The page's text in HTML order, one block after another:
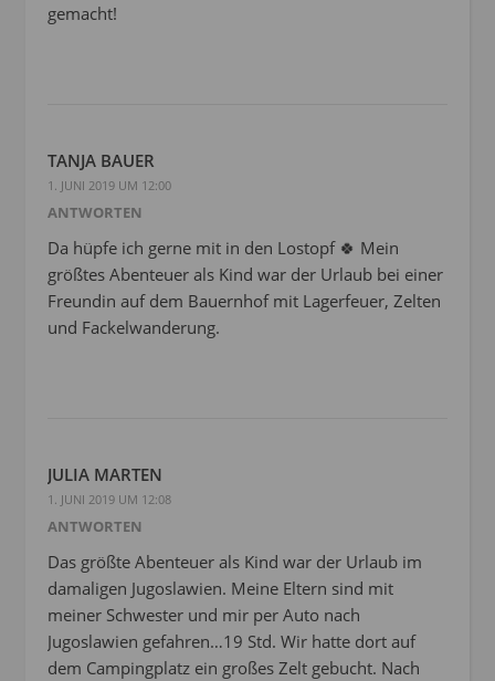
gemacht!
TANJA BAUER
1. JUNI 2019 UM 12:00
ANTWORTEN
Da hüpfe ich gerne mit in den Lostopf 🍀 Mein
größtes Abenteuer als Kind war der Urlaub bei einer
Freundin auf dem Bauernhof mit Lagerfeuer, Zelten
und Fackelwanderung.
JULIA MARTEN
1. JUNI 2019 UM 12:08
ANTWORTEN
Das größte Abenteuer als Kind war der Urlaub im
damaligen Jugoslawien. Meine Eltern sind mit
meiner Schwester und mir per Auto nach
Jugoslawien gefahren…19 Std. Wir hatte dort auf
dem Campingplatz ein großes Zelt gebucht. Nach